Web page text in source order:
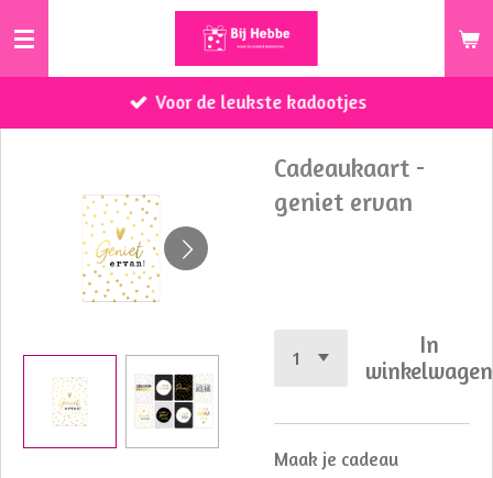
Ga
de
Voor de leukste kadootjes
Cadeaukaart -
geniet ervan
In
winkelwagen
Maak je cadeau